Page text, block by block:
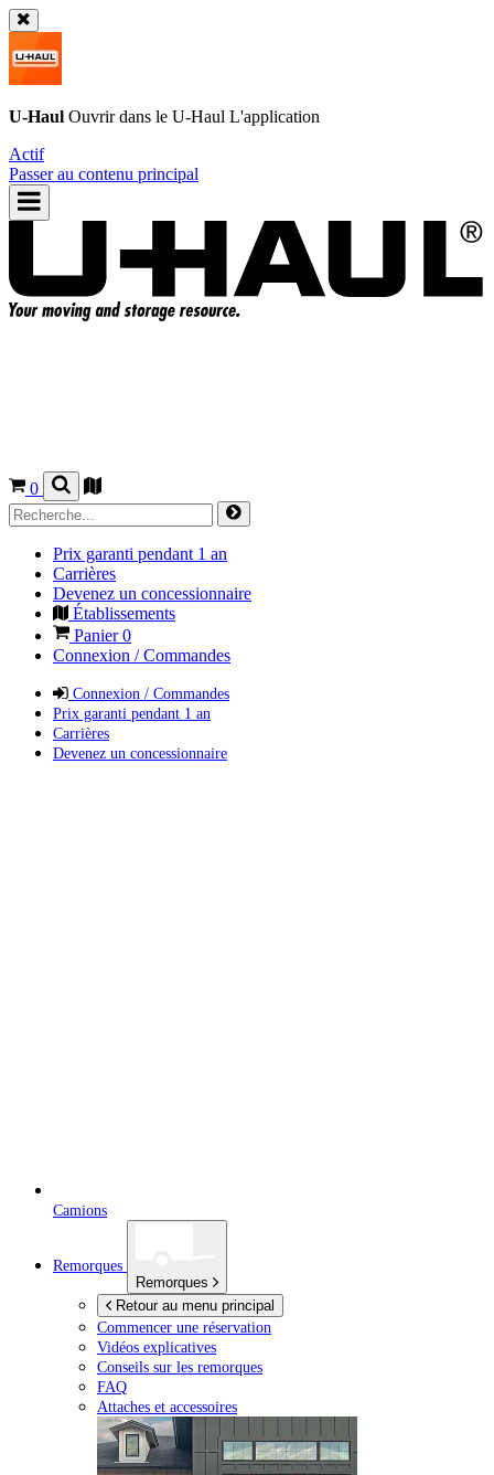
U-Haul Ouvrir dans le U-Haul L'application
Actif
Passer au contenu principal
0
Prix garanti pendant 1 an
Carrières
Devenez un concessionnaire
Établissements
Panier0
Connexion / Commandes
Connexion / Commandes
Prix garanti pendant 1 an
Carrières
Devenez un concessionnaire
Camions
Remorques
Remorques
Retour au menu principal
Commencer une réservation
Vidéos explicatives
Conseils sur les remorques
FAQ
Attaches et accessoires